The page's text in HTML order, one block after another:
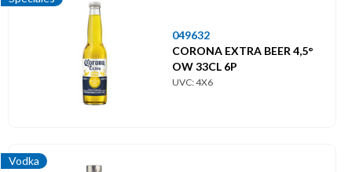
049632
CORONA EXTRA BEER 4,5°
OW 33CL 6P
UVC: 4X6
Vodka